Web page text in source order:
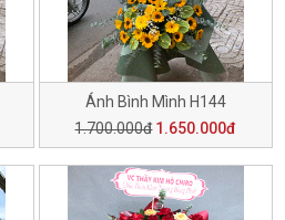
Ánh Bình Mình H144
1.700.000đ 1.650.000đ